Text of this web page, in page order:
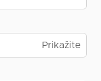
Prikažite